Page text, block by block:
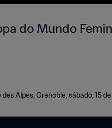
do Mundo
Alpes, Grenoble, sábado, 15